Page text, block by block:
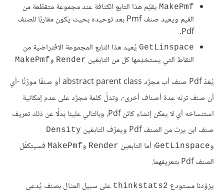
MakePmf يقيِّم هذا التابع الكثافة عند مجموعة متقطّعة من
القيم ويعيد صنف Pmf بعد توحيده بحيث يكون مقاربًا للصنف
Pdf.
GetLinspace يُعيد هذا التابع المجموعة الافتراضية من
النقاط التي يستخدِمها كل من التابعَين Render وMakePmf
يُعَدّ Pdf صنف أب مجرَّد abstract parent class أو صنفًا مورِّثًا -أي
أن صنف ترثه عدة أصناف أخرى-، وتدلّ كلمة مجرَّد على عدم إمكانية
استنساخه أي لا يمكن إنشاء كائن Pdf، وبالتالي علينا بدلًا عن ذلك تعريف
صنف ابن يرث من الصنف Pdf ويعرِّف التابعَين
Density
وGetLinspace؛ أما التابعين Render وMakePmf فسيتكفّل
الصنف Pdf بتعريفهما.
يزوّدنا مستودع thinkstats2 على سبيل المثال بصنف يُدعى